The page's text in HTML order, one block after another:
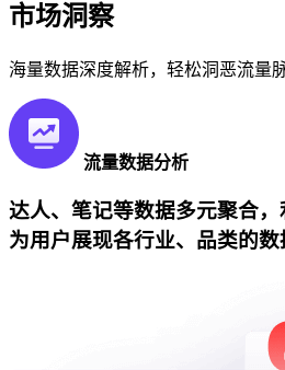
市场洞察
海量数据深度解析，轻松洞恶流量
流量数据分析
达人、笔记等数据多元聚合
为用户展现各行业、品类的数